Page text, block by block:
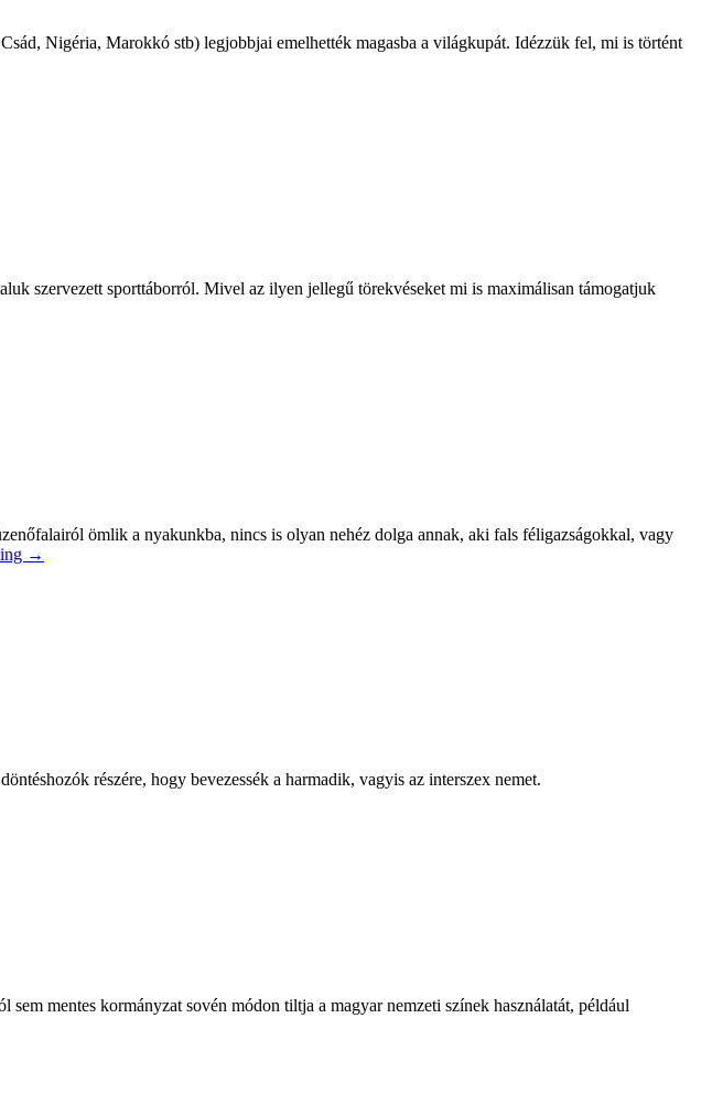
Nigéria, Marokkó stb) legjobbjai emelhették magasba a világkupát. Idézzük fel, mi is történt
szervezett sporttáborról. Mivel az ilyen jellegű törekvéseket mi is maximálisan támogatjuk
ömlik a nyakunkba, nincs is olyan nehéz dolga annak, aki fals féligazságokkal, vagy
→
részére, hogy bevezessék a harmadik, vagyis az interszex nemet.
mentes kormányzat sovén módon tiltja a magyar nemzeti színek használatát, például